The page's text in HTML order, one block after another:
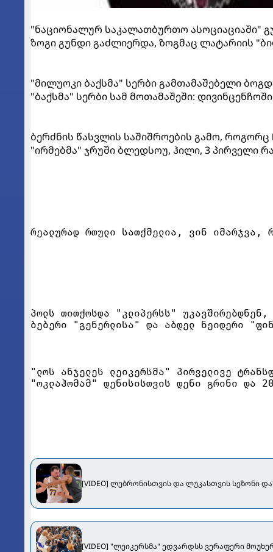
"ნაციონალურ საკალათბურთო ასოციაციაში"
ზოგი გუნდი გაძლიერდა, ზოგმაც ლატარიის
"მილუოკი ბაქსმა" სერბი გამთამაშებელი
"ბაქსმა" სერბი სამ მოთამაშეში:
ბერძნის წასვლის საშიშროების გამო,
"ირმებმა" ჯრუში ბლედსოუ, ჰილი, 3 პირველი
რეალურად რთული სათქმელია, ვინ იმარჯვა,
პოლს თითქოსდა "კლიპერსს"
ბებერი "გენერლისა" და აბდელ ნეიდერი
"ლოს ანჯელეს ლეიკერსმა" პირველივე
"ოკლაჰომამ" დენისისთვის დენი გრინი და
[VIDEO] ლებრონისთვის და ლუკასთვის სეზონი
[VIDEO] "ლეიკერსმა" ედვარდსს ვერაფერი